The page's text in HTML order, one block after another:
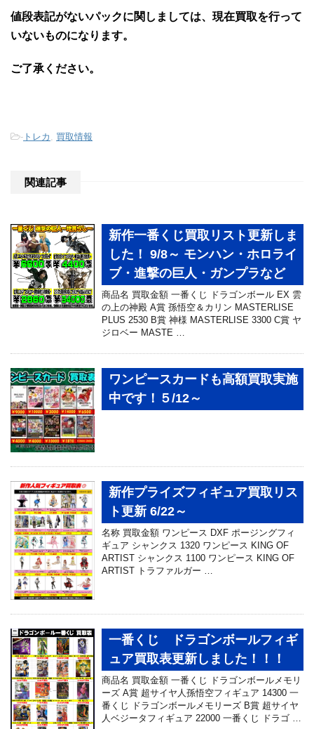
値段表記がないパックに関しましては、現在買取を行って
いないものになります。
ご了承ください。
- トレカ 買取情報
関連記事
新作一番くじ買取リスト更新しま
した！ 9/8～ モンハン・ホロライ
ブ・進撃の巨人・ガンプラなど
商品名 買取金額 一番くじ ドラゴンボール EX 雲
の上の神殿 A賞 孫悟空＆カリン MASTERLISE
PLUS 2530 B賞 神様 MASTERLISE 3300 C賞 ヤ
ジロベー MASTE …
ワンピースカードも高額買取実施
中です！５/12～
新作プライズフィギュア買取リス
ト更新 6/22～
名称 買取金額 ワンピース DXF ポージングフィ
ギュア シャンクス 1320 ワンピース KING OF
ARTIST シャンクス 1100 ワンピース KING OF
ARTIST トラファルガー …
一番くじ ドラゴンボールフィギ
ュア買取表更新しました！！！
商品名 買取金額 一番くじ ドラゴンボールメモリ
ーズ A賞 超サイヤ人孫悟空フィギュア 14300 一
番くじ ドラゴンボールメモリーズ B賞 超サイヤ
人ベジータフィギュア 22000 一番くじ ドラゴ …